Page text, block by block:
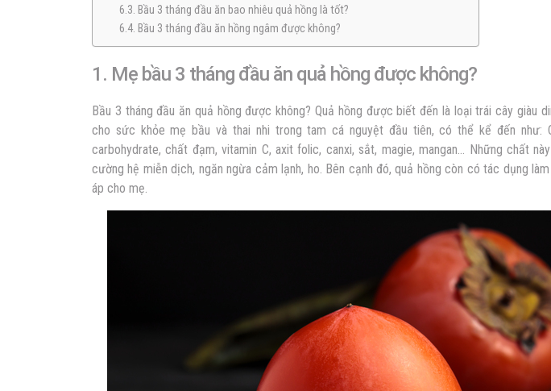
6.3. Bầu 3 tháng đầu ăn bao nhiêu quả hồng là tốt?
6.4. Bầu 3 tháng đầu ăn hồng ngâm được không?
1. Mẹ bầu 3 tháng đầu ăn quả hồng được không?
Bầu 3 tháng đầu ăn quả hồng được không? Quả hồng được biết đến là loại trái cây giàu
cho sức khỏe mẹ bầu và thai nhi trong tam cá nguyệt đầu tiên, có thể kể đến như:
carbohydrate, chất đạm, vitamin C, axit folic, canxi, sắt, magie, mangan… Những chất
cường hệ miễn dịch, ngăn ngừa cảm lạnh, ho. Bên cạnh đó, quả hồng còn có tác dụng
áp cho mẹ.